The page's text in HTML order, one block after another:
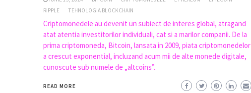
RIPPLE
TEHNOLOGIA BLOCKCHAIN
Criptomonedele au devenit un subiect de interes global, atragand
atat atentia investitorilor individuali, cat si a marilor companii. De la
prima criptomoneda, Bitcoin, lansata in 2009, piata criptomonedelor
a crescut exponential, incluzand acum mii de alte monede digitale,
cunoscute sub numele de „altcoins”.
READ MORE